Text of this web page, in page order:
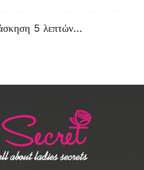
5 λεπτών…